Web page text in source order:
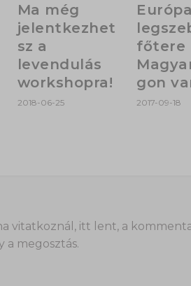
Ma még
jelentkezhet
sz a
levendulás
workshopra!
2018-06-25
Európa
főtere
gon
2017-09-18
vitatkoznál, itt lent, a
a megosztás.